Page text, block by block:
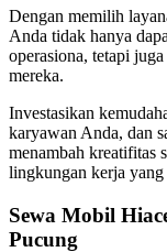
Dengan memilih
Anda tidak hanya
operasiona, tetapi
mereka.
Investasikan
karyawan Anda, dan
menambah kreatifitas
lingkungan kerja
Sewa Mobil
Pucung